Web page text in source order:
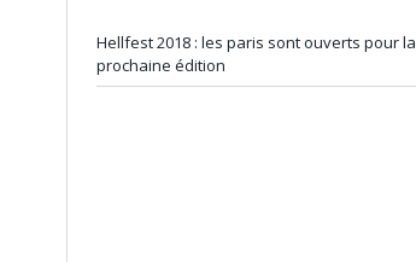
Hellfest 2018 : les paris sont ouverts pour la
prochaine édition